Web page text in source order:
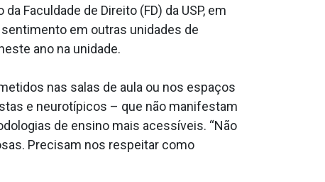
Faculdade de Direito (FD) da USP, em
em outras unidades de
ano na unidade.
nas salas de aula ou nos espaços
e neurotípicos – que não manifestam
de ensino mais acessíveis. “Não
Precisam nos respeitar como